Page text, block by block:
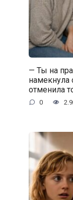
— Ты на
намекнула
отменила
0